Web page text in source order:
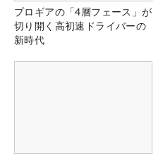
プロギアの「4層フェース」が
切り開く高初速ドライバーの
新時代